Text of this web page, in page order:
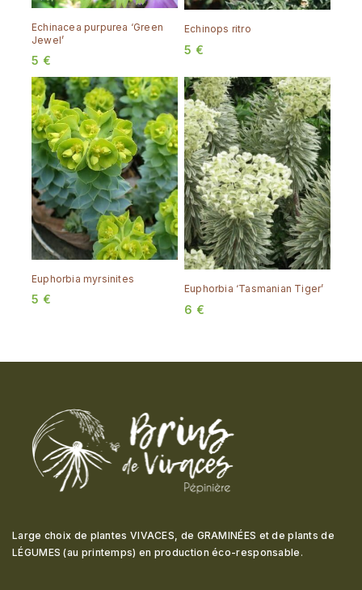
Echinacea purpurea ‘Green
Jewel’
5 €
Echinops ritro
5 €
Euphorbia myrsinites
5 €
Euphorbia ‘Tasmanian Tiger’
6 €
Large choix de plantes VIVACES, de GRAMINÉES et de plants de
LÉGUMES (au printemps) en production éco-responsable .